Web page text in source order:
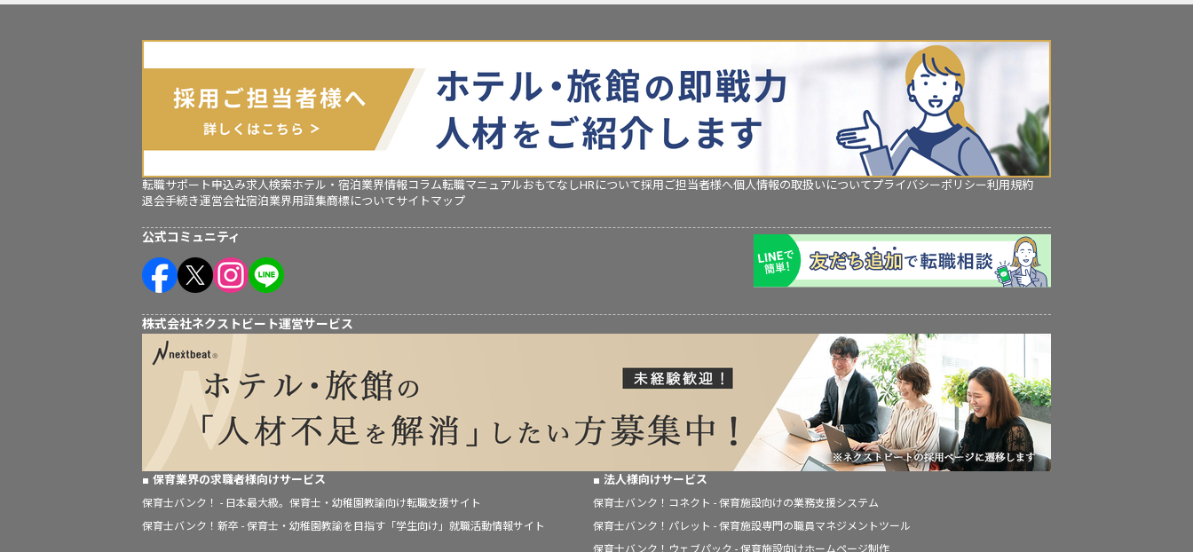
転職サポート申込み求人検索ホテル・宿泊業界情報コラム転職マニュアルおもてなしHRについて採用ご担当者様へ個人情報の取扱いについてプライバシーポリシー利用規約
退会手続き運営会社宿泊業界用語集商標についてサイトマップ
公式コミュニティ
株式会社ネクストビート運営サービス
保育業界の求職者様向けサービス
保育士バンク！ - 日本最大級。保育士・幼稚園教諭向け転職支援サイト
保育士バンク！新卒 - 保育士・幼稚園教諭を目指す「学生向け」就職活動情報サイト
法人様向けサービス
保育士バンク！コネクト - 保育施設向けの業務支援システム
保育士バンク！パレット - 保育施設専門の職員マネジメントツール
保育士バンク！ウェブパック - 保育施設向けホームページ制作